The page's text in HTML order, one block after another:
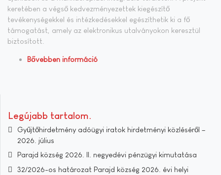
keretében a végső kedvezményezettek kiegészítő
tevékenységekkel és intézkedésekkel egészíthetik ki a fő
támogatást, amely az elektronikus utalványokon keresztül
biztosított.
Bővebben információ
Legújabb tartalom
Gyűjtőhirdetmény adóügyi iratok hirdetményi közléséről –
2026. július
Parajd község 2026. II. negyedévi pénzügyi kimutatása
32/2026-os határozat Parajd község 2026. évi helyi